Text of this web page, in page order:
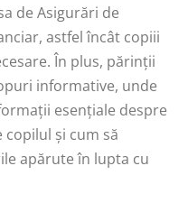
de Asigurări de
astfel încât copiii
În plus, părinții
informative, unde
esențiale despre
copilul și cum să
apărute în lupta cu